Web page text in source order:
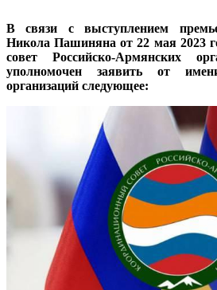
В связи с выступлением
Никола Пашиняна от 22 мая 2023
совет Российско-Армянских
уполномочен заявить от
организаций следующее: